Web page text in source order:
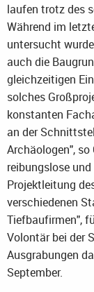
laufen trotz des
Während im
untersucht
auch die
gleichzeitigen
solches
konstanten
an der
Archäologen",
reibungslose
Projektleitung
verschiedenen
Tiefbaufirmen",
Volontär bei der
Ausgrabungen
September.